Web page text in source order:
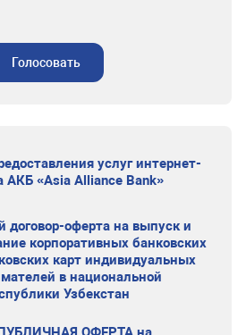
Голосовать
услуг интернет-
АКБ «Asia Alliance Bank»
договор-оферта на выпуск и
корпоративных банковских
карт индивидуальных
в национальной
Узбекстан